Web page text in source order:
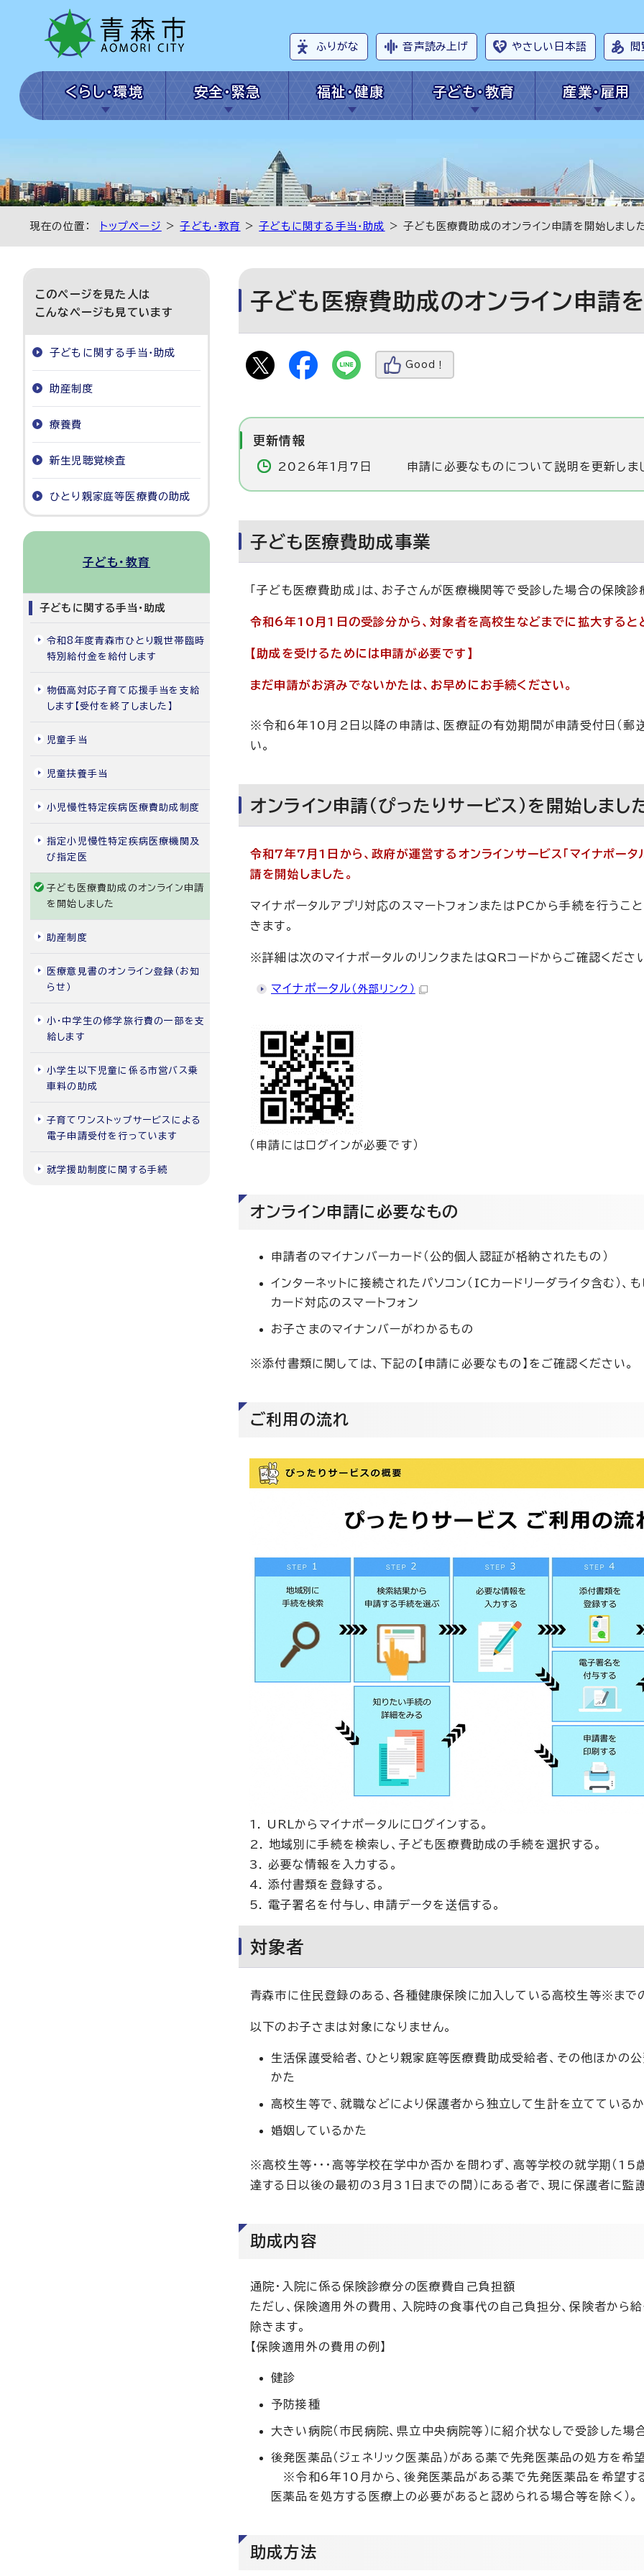
ふりがな 音声読み上げ やさしい日本語 閲
くらし・環境 安全・緊急 福祉・健康 子ども・教育 産業・雇用
現在の位置： トップページ >子ども・教育 >子どもに関する手当・助成 > 子ども医療費助成のオンライン申請を開始しまし
子ども医療費助成のオンライン申請
Good！
更新情報
2026年1月7日 申請に必要なものについて説明を更新しま
子ども医療費助成事業
「子ども医療費助成」は、お子さんが医療機関等で受診した場合の保険
令和6年10月1日の受診分から、対象者を高校生などまでに拡大すると
【助成を受けるためには申請が必要です】
まだ申請がお済みでないかたは、お早めにお手続ください。
※令和6年10月2日以降の申請は、医療証の有効期間が申請受付日（郵
い。
オンライン申請（ぴったりサービス）を開始しまし
令和7年7月1日から、政府が運営するオンラインサービス「マイナポー
請を開始しました。
マイナポータルアプリ対応のスマートフォンまたはPCから手続を行うこ
きます。
※詳細は次のマイナポータルのリンクまたはQRコードからご確認ください
マイナポータル （外部リンク）
（申請にはログインが必要です）
オンライン申請に必要なもの
申請者のマイナンバーカード（公的個人認証が格納されたもの）
インターネットに接続されたパソコン（ICカードリーダライタ含む）、
カード対応のスマートフォン
お子さまのマイナンバーがわかるもの
※添付書類に関しては、下記の【申請に必要なもの】をご確認ください。
ご利用の流れ
1. URLからマイナポータルにログインする。
2. 地域別に手続を検索し、子ども医療費助成の手続を選択する。
3. 必要な情報を入力する。
4. 添付書類を登録する。
5. 電子署名を付与し、申請データを送信する。
対象者
青森市に住民登録のある、各種健康保険に加入している高校生等※まで
以下のお子さまは対象になりません。
生活保護受給者、ひとり親家庭等医療費助成受給者、その他ほかの
かた
高校生等で、就職などにより保護者から独立して生計を立てている
婚姻しているかた
※高校生等・・・高等学校在学中か否かを問わず、高等学校の就学期（
達する日以後の最初の3月31日までの間）にある者で、現に保護者に監
助成内容
通院・入院に係る保険診療分の医療費自己負担額
ただし、保険適用外の費用、入院時の食事代の自己負担分、保険者か
除きます。
【保険適用外の費用の例】
健診
予防接種
大きい病院（市民病院、県立中央病院等）に紹介状なしで受診した場
後発医薬品（ジェネリック医薬品）がある薬で先発医薬品の処方を希
※令和6年10月から、後発医薬品がある薬で先発医薬品を希望する
医薬品を処方する医療上の必要があると認められる場合等を除く）。
助成方法
このページを見た人は
こんなページも見ています
子どもに関する手当・助成
助産制度
療養費
新生児聴覚検査
ひとり親家庭等医療費の助成
子ども・教育
子どもに関する手当・助成
令和8年度青森市ひとり親世帯臨時
特別給付金を給付します
物価高対応子育て応援手当を支給
します【受付を終了しました】
児童手当
児童扶養手当
小児慢性特定疾病医療費助成制度
指定小児慢性特定疾病医療機関及
び指定医
子ども医療費助成のオンライン申請
を開始しました
助産制度
医療意見書のオンライン登録（お知
らせ）
小・中学生の修学旅行費の一部を支
給します
小学生以下児童に係る市営バス乗
車料の助成
子育てワンストップサービスによる
電子申請受付を行っています
就学援助制度に関する手続